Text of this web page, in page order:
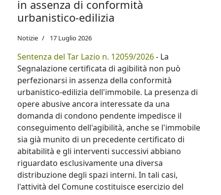
in assenza di conformità
urbanistico-edilizia
Notizie 17 Luglio 2026
Sentenza del Tar Lazio n. 12059/2026- La
Segnalazione certificata di agibilità non può
perfezionarsi in assenza della conformità
urbanistico-edilizia dell'immobile. La presenza di
opere abusive ancora interessate da una
domanda di condono pendente impedisce il
conseguimento dell'agibilità, anche se l'immobile
sia già munito di un precedente certificato di
abitabilità e gli interventi successivi abbiano
riguardato esclusivamente una diversa
distribuzione degli spazi interni. In tali casi,
l'attività del Comune costituisce esercizio del